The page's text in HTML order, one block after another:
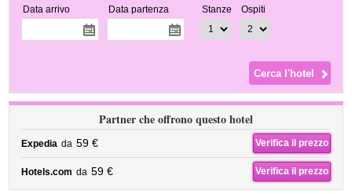
Data arrivo Data partenza Stanze Ospiti
Partner che offrono questo hotel
Expedia da 59 € Verifica il prezzo
Hotels.com da 59 € Verifica il prezzo